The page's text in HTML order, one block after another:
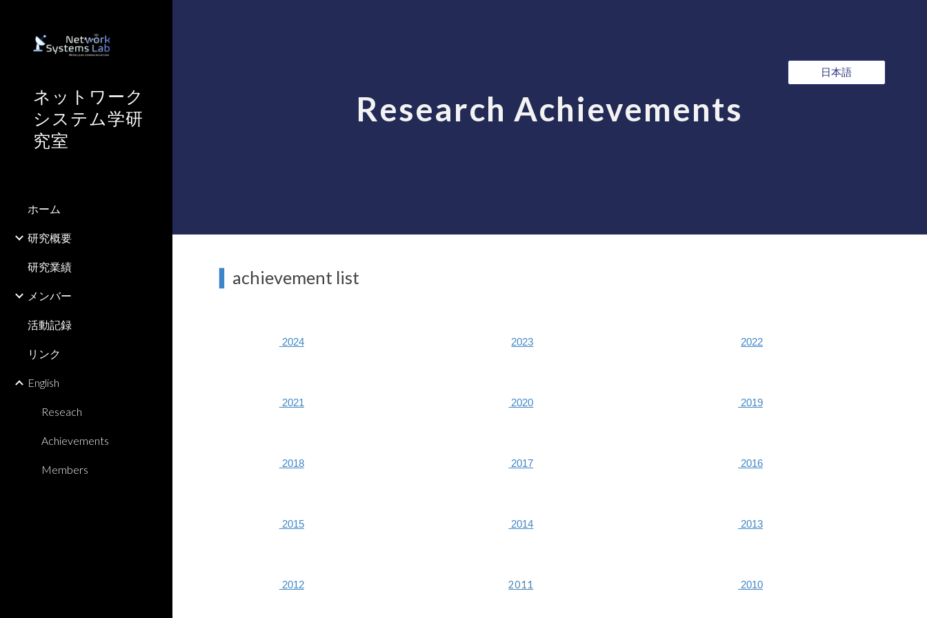
ネットワーク
システム学研
究室
ホーム
研究概要
研究業績
メンバー
活動記録
リンク
English
Reseach
Achievements
Members
Research Achievements
日本語
achievement list
2024 2023 2022
2021 2020 2019
2018 2017 2016
2015 2014 2013
2012 2011 2010